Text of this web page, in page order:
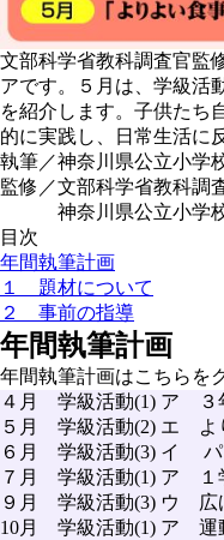
文部科学省教科調査官監
アです。５月は、学級活
を紹介します。子供たち
的に実践し、日常生活に
執筆／神奈川県公立小学
監修／文部科学省教科調
神奈川県公立小学校
目次
年間執筆計画
１ 題材について
２ 事前の指導
年間執筆計画
年間執筆計画はこちらを
４月 学級活動(1) ア ３
５月 学級活動(2) エ よ
６月 学級活動(3) イ パ
７月 学級活動(1) ア １
９月 学級活動(3) ウ 広
10月 学級活動(1) ア 運